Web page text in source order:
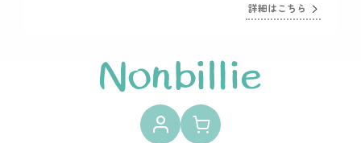
詳細はこちら